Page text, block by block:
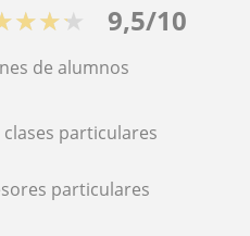
9,5/10
de alumnos
clases particulares
particulares